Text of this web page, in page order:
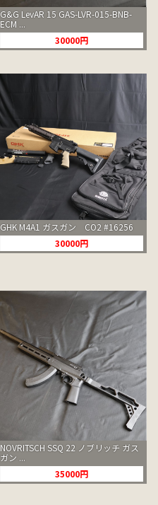
G&G LevAR 15 GAS-LVR-015-BNB-
ECM ...
30000円
GHK M4A1 ガスガン CO2 #16256
30000円
NOVRITSCH SSQ 22 ノブリッチ ガス
ガン ...
35000円